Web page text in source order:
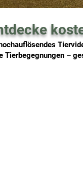
Tierbegegnungen –